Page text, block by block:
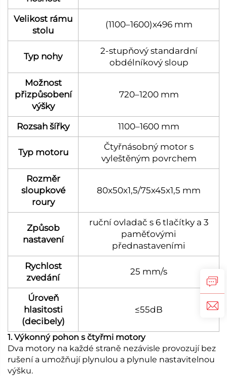
Velikost rámu
stolu
(1100–1600)x496 mm
Typ nohy
2-stupňový standardní
obdélníkový sloup
Možnost
přizpůsobení
výšky
720–1200 mm
Rozsah šířky 1100–1600 mm
Typ motoru
Čtyřnásobný motor s
vyleštěným povrchem
Rozměr
sloupkové
roury
80x50x1,5/75x45x1,5 mm
Způsob
nastavení
ruční ovladač s 6 tlačítky a 3
paměťovými
přednastaveními
Rychlost
zvedání
25 mm/s
Úroveň
hlasitosti
(decibely)
≤55dB
1. Výkonný pohon s čtyřmi motory
Dva motory na každé straně nezávisle provozují bez
rušení a umožňují plynulou a plynule nastavitelnou
výšku.